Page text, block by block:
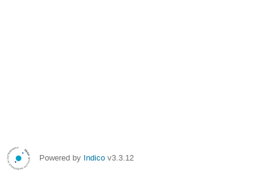
Powered by Indico v3.3.12